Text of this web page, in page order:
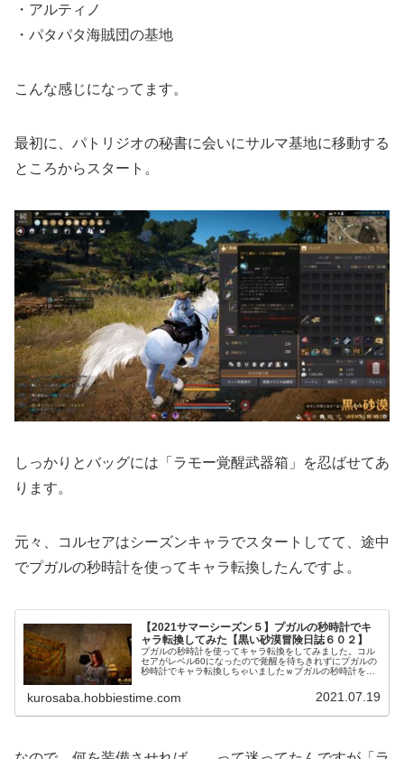
・アルティノ
・パタパタ海賊団の基地
こんな感じになってます。
最初に、パトリジオの秘書に会いにサルマ基地に移動する
ところからスタート。
しっかりとバッグには「ラモー覚醒武器箱」を忍ばせてあ
ります。
元々、コルセアはシーズンキャラでスタートしてて、途中
でプガルの秒時計を使ってキャラ転換したんですよ。
【2021サマーシーズン５】プガルの秒時計でキ
ャラ転換してみた【黒い砂漠冒険日誌６０２】
プガルの秒時計を使ってキャラ転換をしてみました。コル
セアがレベル60になったので覚醒を待ちきれずにプガルの
秒時計でキャラ転換しちゃいましたｗプガルの秒時計を使
kurosaba.hobbiestime.com 2021.07.19